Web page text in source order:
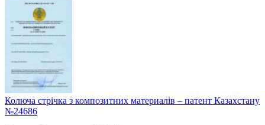
Колюча стрічка з композитних материалів – патент Казахстану
№24686